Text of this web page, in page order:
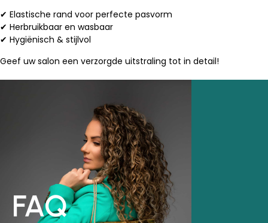
✔ Elastische rand voor perfecte pasvorm
✔ Herbruikbaar en wasbaar
✔ Hygiënisch & stijlvol
Geef uw salon een verzorgde uitstraling tot in detail!
FAQ